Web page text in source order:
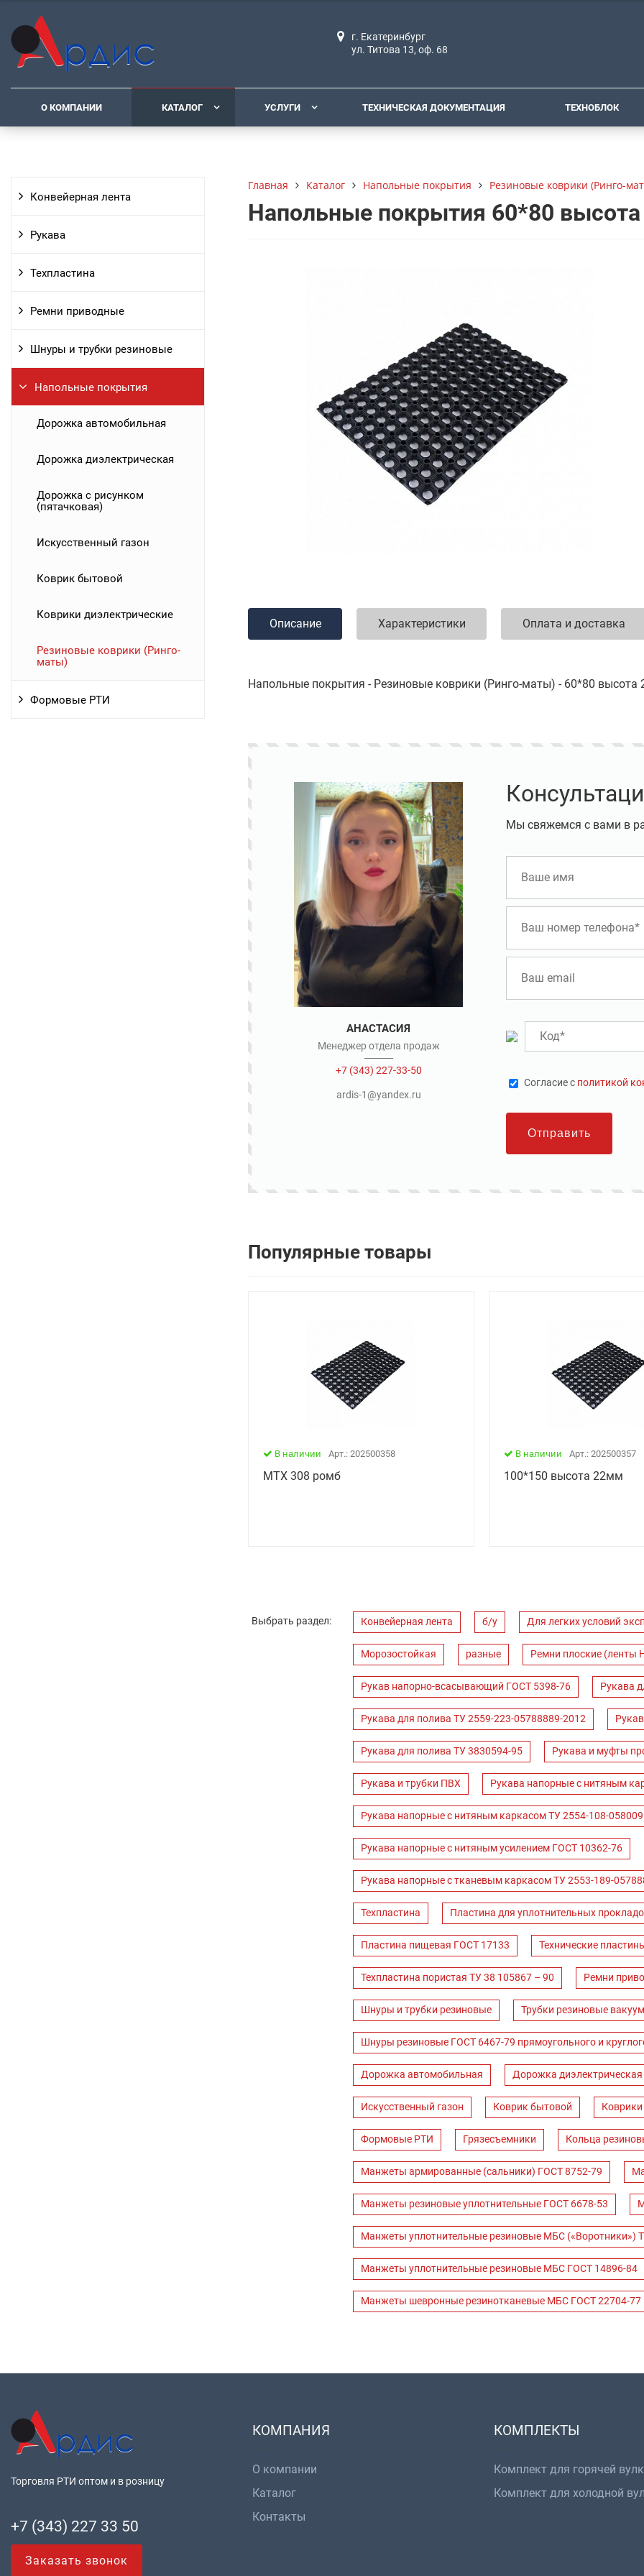
г. Екатеринбург
ул. Титова 13, оф. 68
О КОМПАНИИ КАТАЛОГ УСЛУГИ ТЕХНИЧЕСКАЯ ДОКУМЕНТАЦИЯ ТЕХНОБЛОК
Конвейерная лента
Рукава
Техпластина
Ремни приводные
Шнуры и трубки резиновые
Напольные покрытия
Дорожка автомобильная
Дорожка диэлектрическая
Дорожка с рисунком
(пятачковая)
Искусственный газон
Коврик бытовой
Коврики диэлектрические
Резиновые коврики (Ринго-
маты)
Формовые РТИ
Главная Каталог Напольные покрытия Резиновые коврики (Ринго-
Напольные покрытия 60*80
Описание Характеристики Оплата и доставка
Напольные покрытия - Резиновые коврики (Ринго-маты) - 60*80 высота
АНАСТАСИЯ
Менеджер отдела продаж
+7 (343) 227-33-50
ardis-1@yandex.ru
Мы свяжемся с вами в
Cогласие с политикой
Отправить
Популярные товары
В наличии Арт.: 202500358
МТX 308 ромб
В наличии Арт.: 202500357
100*150 высота 22мм
Выбрать раздел: Конвейерная лента б/у Для легких условий
Морозостойкая разные Ремни плоские (ленты
Рукав напорно-всасывающий ГОСТ 5398-76 Рукава
Рукава для полива ТУ 2559-223-05788889-2012
Рукава для полива ТУ 3830594-95 Рукава и муфты
Рукава и трубки ПВХ Рукава напорные с нитяным
Рукава напорные с нитяным каркасом ТУ 2554-108-
Рукава напорные с нитяным усилением ГОСТ 10362-76
Рукава напорные с тканевым каркасом ТУ 2553-189-
Техпластина Пластина для уплотнительных
Пластина пищевая ГОСТ 17133 Технические
Техпластина пористая ТУ 38 105867 – 90 Ремни
Шнуры и трубки резиновые Трубки резиновые
Шнуры резиновые ГОСТ 6467-79 прямоугольного и
Дорожка автомобильная Дорожка диэлектрическая
Искусственный газон Коврик бытовой Коврики
Формовые РТИ Грязесъемники Кольца
Манжеты армированные (сальники) ГОСТ 8752-79
Манжеты резиновые уплотнительные ГОСТ 6678-53
Манжеты уплотнительные резиновые МБС («Воротники»)
Манжеты уплотнительные резиновые МБС ГОСТ 14896-84
Манжеты шевронные резинотканевые МБС ГОСТ 22704-77
Торговля РТИ оптом и в розницу
+7 (343) 227 33 50
Заказать звонок
КОМПАНИЯ
О компании
Каталог
Контакты
КОМПЛЕКТЫ
Комплект для горячей
Комплект для холодной